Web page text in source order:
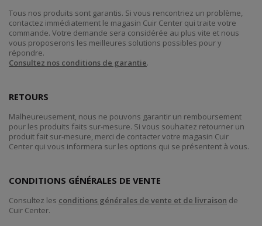
Tous nos produits sont garantis. Si vous rencontriez un problème,
contactez immédiatement le magasin Cuir Center qui traite votre
commande. Votre demande sera considérée au plus vite et nous
vous proposerons les meilleures solutions possibles pour y
répondre.
Consultez nos conditions de garantie.
RETOURS
Malheureusement, nous ne pouvons garantir un remboursement
pour les produits faits sur-mesure. Si vous souhaitez retourner un
produit fait sur-mesure, merci de contacter votre magasin Cuir
Center qui vous informera sur les options qui se présentent à vous.
CONDITIONS GÉNÉRALES DE VENTE
Consultez les conditions générales de vente et de livraison de
Cuir Center.